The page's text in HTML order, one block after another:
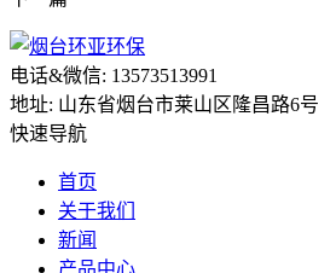
电话&微信: 13573513991
地址: 山东省烟台市莱山区隆昌路6号
快速导航
首页
关于我们
新闻
产品中心